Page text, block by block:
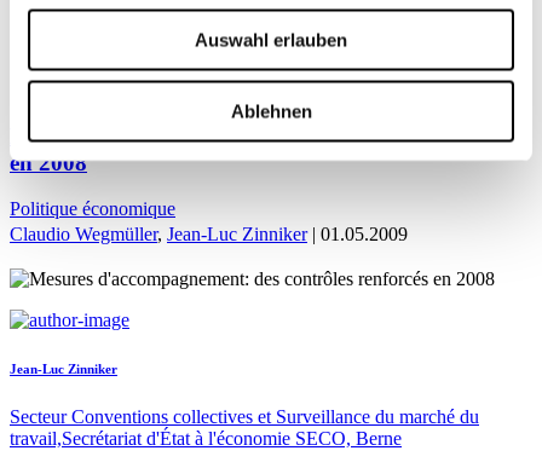
Auswahl erlauben
Ablehnen
ACCUEIL
Jean-Luc Zinniker
Mesures d’accompagnement: des contrôles renforcés
en 2008
Politique économique
Claudio Wegmüller, Jean-Luc Zinniker| 01.05.2009
Jean-Luc Zinniker
Secteur Conventions collectives et Surveillance du marché du
travail,Secrétariat d'État à l'économie SECO, Berne